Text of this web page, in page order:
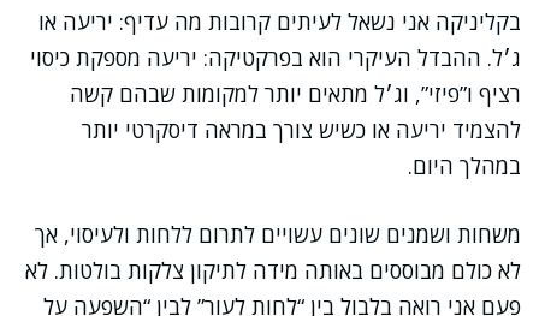
בקליניקה אני נשאל לעיתים קרובות מה עדיף: יריעה או
ג׳ל. ההבדל העיקרי הוא בפרקטיקה: יריעה מספקת כיסוי
רציף ו”פיזי”, וג׳ל מתאים יותר למקומות שבהם קשה
להצמיד יריעה או כשיש צורך במראה דיסקרטי יותר
במהלך היום.
משחות ושמנים שונים עשויים לתרום ללחות ולעיסוי, אך
לא כולם מבוססים באותה מידה לתיקון צלקות בולטות. לא
פעם אני רואה בלבול בין “לחות לעור” לבין “השפעה על